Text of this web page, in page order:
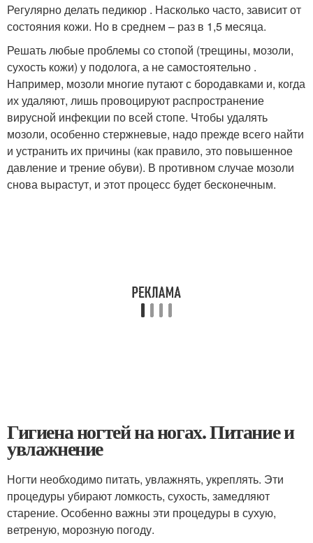
Регулярно делать педикюр . Насколько часто, зависит от
состоя­ния кожи. Но в среднем – раз в 1,5 месяца.
Решать любые проблемы со стопой (трещины, мозоли,
сухость кожи) у подолога, а не самостоятельно .
Например, мозоли многие путают с бородавками и, когда
их удаляют, лишь провоцируют распространение
вирусной инфекции по всей стопе. Чтобы удалять
мозоли, особенно стержневые, надо прежде всего найти
и устранить их причины (как правило, это повышенное
давление и трение обуви). В противном случае мозоли
снова вырастут, и этот процесс будет бесконечным.
Гигиена ногтей на ногах. Питание и
увлажнение
Ногти необходимо питать, увлажнять, укреплять. Эти
процедуры убирают ломкость, сухость, замедляют
старение. Особенно важны эти процедуры в сухую,
ветреную, морозную погоду.